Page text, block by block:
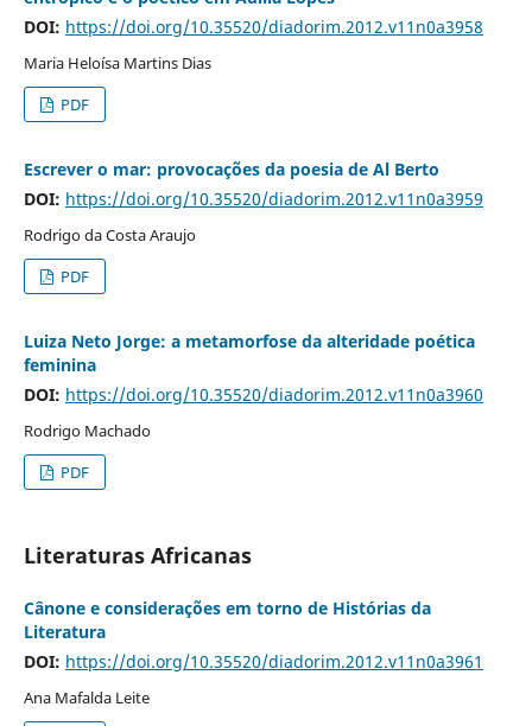
DOI: https://doi.org/10.35520/diadorim.2012.v11n0a3958
Maria Heloísa Martins Dias
PDF
Escrever o mar: provocações da poesia de Al Berto
DOI: https://doi.org/10.35520/diadorim.2012.v11n0a3959
Rodrigo da Costa Araujo
PDF
Luiza Neto Jorge: a metamorfose da alteridade poética
feminina
DOI: https://doi.org/10.35520/diadorim.2012.v11n0a3960
Rodrigo Machado
PDF
Literaturas Africanas
Cânone e considerações em torno de Histórias da
Literatura
DOI: https://doi.org/10.35520/diadorim.2012.v11n0a3961
Ana Mafalda Leite